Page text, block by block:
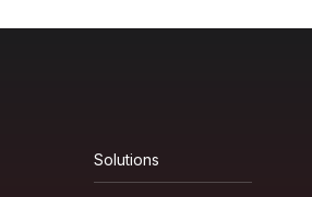
Solutions